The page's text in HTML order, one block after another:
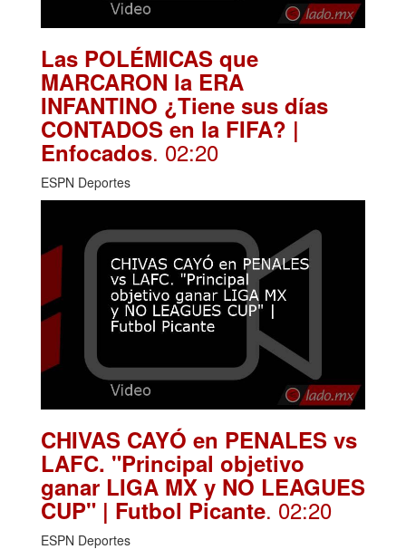
Las POLÉMICAS que
MARCARON la ERA
INFANTINO ¿Tiene sus días
CONTADOS en la FIFA? |
Enfocados. 02:20
ESPN Deportes
CHIVAS CAYÓ en PENALES vs
LAFC. "Principal objetivo
ganar LIGA MX y NO LEAGUES
CUP" | Futbol Picante. 02:20
ESPN Deportes